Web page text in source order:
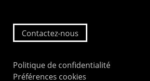
Contactez-nous
Politique de confidentialité
Préférences cookies